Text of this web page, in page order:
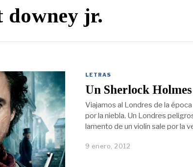
downey jr.
LETRAS
Un Sherlock
Viajamos al Londres de la
por la niebla. Un Londres
lamento de un violín sale por la
9 enero, 2012